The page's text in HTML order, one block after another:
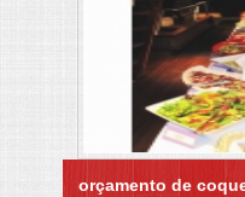
orçamento de